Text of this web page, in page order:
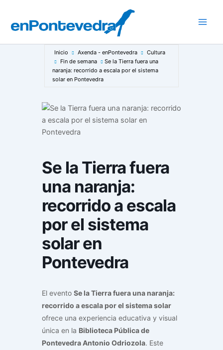
contenido
Inicio Axenda - enPontevedra
Cultura
Fin de semana
Se la Tierra fuera una
naranja: recorrido a escala por el sistema
solar en Pontevedra
Se la Tierra fuera
una naranja:
recorrido a escala
por el sistema
solar en
Pontevedra
El evento Se la Tierra fuera una naranja:
recorrido a escala por el sistema solar
ofrece una experiencia educativa y visual
única en la Biblioteca Pública de
Pontevedra Antonio Odriozola. Este